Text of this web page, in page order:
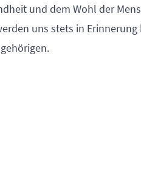
und dem Wohl der
uns stets in